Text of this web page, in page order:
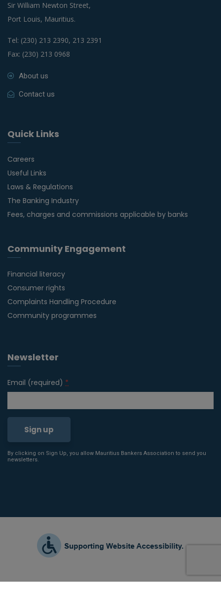
Sir William Newton Street,
Port Louis, Mauritius.
Tel: (230) 213 2390, 213 2391
Fax: (230) 213 0968
About us
Contact us
Quick Links
Careers
Useful Links
Laws & Regulations
The Banking Industry
Fees, charges and commissions applicable by banks
Community Engagement
Financial literacy
Consumer rights
Complaints Handling Procedure
Community programmes
Newsletter
Email (required) *
Constant
leave
By clicking on Sign Up, you allow Mauritius Bankers Association to send you
newsletters.